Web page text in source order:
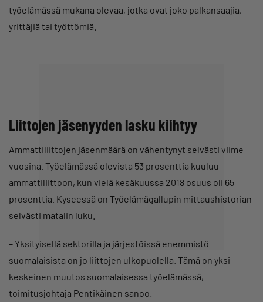
työelämässä mukana olevaa, jotka ovat joko palkansaajia,
yrittäjiä tai työttömiä.
Liittojen jäsenyyden lasku kiihtyy
Ammattiliittojen jäsenmäärä on vähentynyt selvästi viime
vuosina. Työelämässä olevista 53 prosenttia kuuluu
ammattiliittoon, kun vielä kesäkuussa 2018 osuus oli 65
prosenttia. Kyseessä on Työelämägallupin mittaushistorian
selvästi matalin luku.
– Yksityisellä sektorilla ja järjestöissä enemmistö
suomalaisista on jo liittojen ulkopuolella. Tämä on yksi
keskeinen muutos suomalaisessa työelämässä,
toimitusjohtaja Pentikäinen sanoo.